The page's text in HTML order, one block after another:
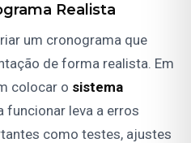
Realista
um cronograma que
de forma realista. Em
colocar o sistema
funcionar leva a erros
como testes, ajustes